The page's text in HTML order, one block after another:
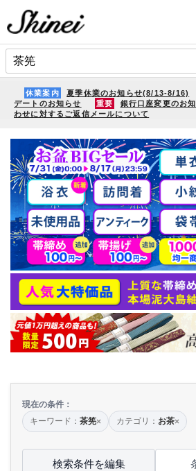
休業案内 夏季休業のお知らせ(8/13-8/16)
デートのお知らせ
重要 銀行口座変更のお
わせに対するご返信メールについて
現在の条件：
キーワード： 茶筅× カテゴリ： お茶×
検索条件を編集